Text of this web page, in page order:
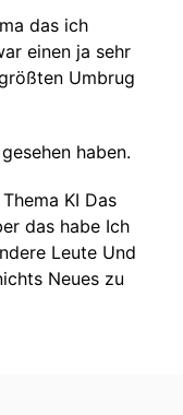
das ich
einen ja sehr
Umbrug
haben.
KI Das
das habe Ich
Leute Und
Neues zu